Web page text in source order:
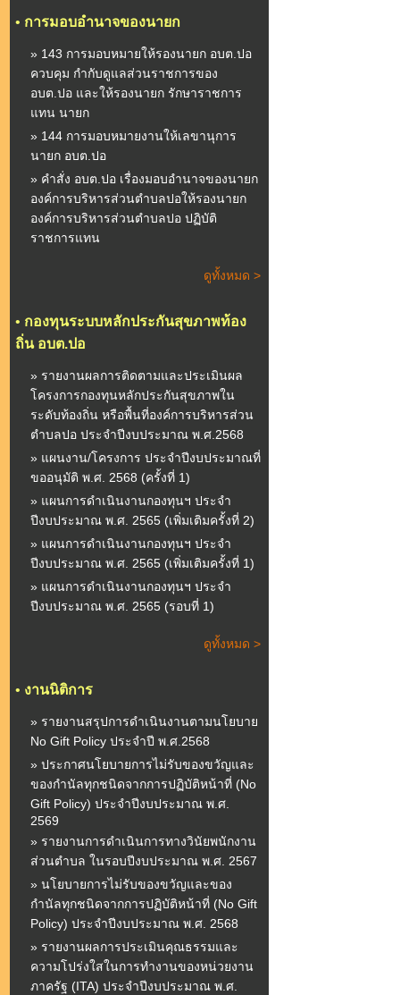
• การมอบอำนาจของนายก
» 143 การมอบหมายให้รองนายก อบต.ปอ
ควบคุม กำกับดูแลส่วนราชการของ
อบต.ปอ และให้รองนายก รักษาราชการ
แทน นายก
» 144 การมอบหมายงานให้เลขานุการ
นายก อบต.ปอ
» คำสั่ง อบต.ปอ เรื่องมอบอำนาจของนายก
องค์การบริหารส่วนตำบลปอให้รองนายก
องค์การบริหารส่วนตำบลปอ ปฏิบัติ
ราชการแทน
ดูทั้งหมด >
• กองทุนระบบหลักประกันสุขภาพท้อง
ถิ่น อบต.ปอ
» รายงานผลการติดตามและประเมินผล
โครงการกองทุนหลักประกันสุขภาพใน
ระดับท้องถิ่น หรือพื้นที่องค์การบริหารส่วน
ตำบลปอ ประจำปีงบประมาณ พ.ศ.2568
» แผนงาน/โครงการ ประจำปีงบประมาณที่
ขออนุมัติ พ.ศ. 2568 (ครั้งที่ 1)
» แผนการดำเนินงานกองทุนฯ ประจำ
ปีงบประมาณ พ.ศ. 2565 (เพิ่มเติมครั้งที่ 2)
» แผนการดำเนินงานกองทุนฯ ประจำ
ปีงบประมาณ พ.ศ. 2565 (เพิ่มเติมครั้งที่ 1)
» แผนการดำเนินงานกองทุนฯ ประจำ
ปีงบประมาณ พ.ศ. 2565 (รอบที่ 1)
ดูทั้งหมด >
• งานนิติการ
» รายงานสรุปการดำเนินงานตามนโยบาย
No Gift Policy ประจำปี พ.ศ.2568
» ประกาศนโยบายการไม่รับของขวัญและ
ของกำนัลทุกชนิดจากการปฏิบัติหน้าที่ (No
Gift Policy) ประจำปีงบประมาณ พ.ศ.
2569
» รายงานการดำเนินการทางวินัยพนักงาน
ส่วนตำบล ในรอบปีงบประมาณ พ.ศ. 2567
» นโยบายการไม่รับของขวัญและของ
กำนัลทุกชนิดจากการปฏิบัติหน้าที่ (No Gift
Policy) ประจำปีงบประมาณ พ.ศ. 2568
» รายงานผลการประเมินคุณธรรมและ
ความโปร่งใสในการทำงานของหน่วยงาน
ภาครัฐ (ITA) ประจำปีงบประมาณ พ.ศ.